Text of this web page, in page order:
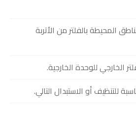
المحيطة بالفلتر من الأتربة
الخارجي للوحدة الخارجية.
للتنظيف أو الاستبدال التالي.